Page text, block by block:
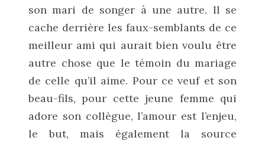
son mari de songer à une autre. Il se
cache derrière les faux-semblants de ce
meilleur ami qui aurait bien voulu être
autre chose que le témoin du mariage
de celle qu’il aime. Pour ce veuf et son
beau-fils, pour cette jeune femme qui
adore son collègue, l’amour est l’enjeu,
le but, mais également la source